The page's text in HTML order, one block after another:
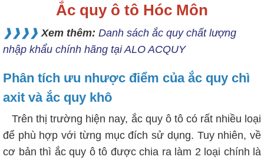
Ắc quy ô tô Hóc Môn
❱❱❱❱ Xem thêm: Danh sách ắc quy chất lượng
nhập khẩu chính hãng tại ALO ACQUY
Phân tích ưu nhược điểm của ắc quy chì
axit và ắc quy khô
Trên thị trường hiện nay, ắc quy ô tô có rất nhiều loại
để phù hợp với từng mục đích sử dụng. Tuy nhiên, về
cơ bản thì ắc quy ô tô được chia ra làm 2 loại chính là